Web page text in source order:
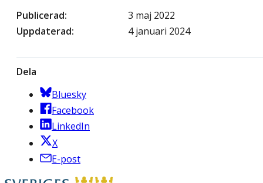
Publicerad
3 maj 2022
Uppdaterad
4 januari 2024
Dela
Bluesky
Facebook
LinkedIn
X
E-post